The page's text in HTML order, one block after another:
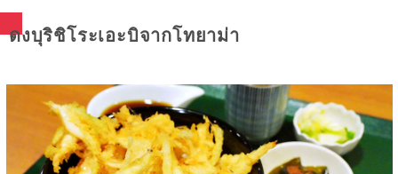
ดงบุริชิโระเอะบิจากโทยาม่า